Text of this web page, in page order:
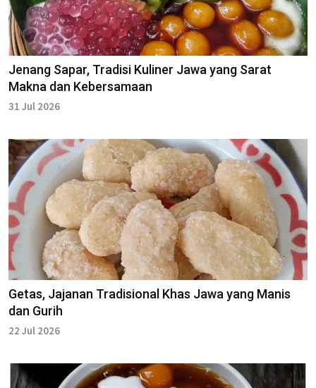
Jenang Sapar, Tradisi Kuliner Jawa yang Sarat
Makna dan Kebersamaan
31 Jul 2026
Getas, Jajanan Tradisional Khas Jawa yang Manis
dan Gurih
22 Jul 2026